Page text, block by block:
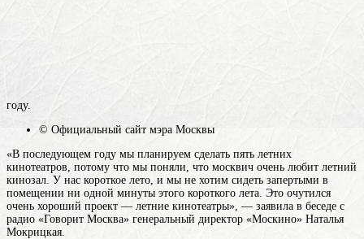
году.
© Официальный сайт мэра Москвы
«В последующем году мы планируем сделать пять летних
кинотеатров, потому что мы поняли, что москвич очень любит летний
кинозал. У нас короткое лето, и мы не хотим сидеть запертыми в
помещении ни одной минуты этого короткого лета. Это очутился
очень хороший проект — летние кинотеатры», — заявила в беседе с
радио «Говорит Москва» генеральный директор «Москино» Наталья
Мокрицкая.